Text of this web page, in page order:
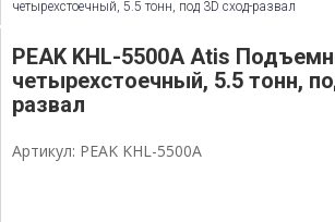
четырехстоечный, 5.5 тонн, под 3D сход-развал
PEAK KHL-5500A Atis
четырехстоечный, 5.5 тонн,
развал
Артикул: PEAK KHL-5500A